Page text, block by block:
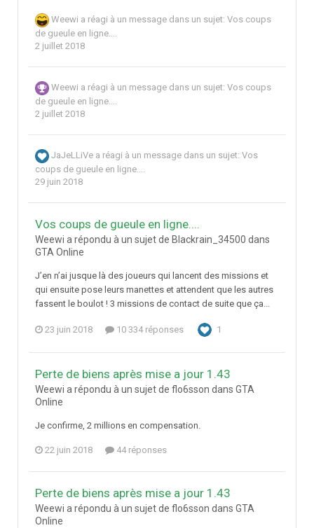
Weewi a réagi à un message dans un sujet: Vos coups
de gueule en ligne....
2 juillet 2018
Weewi a réagi à un message dans un sujet: Vos coups
de gueule en ligne....
2 juillet 2018
JaJeLLiVe a réagi à un message dans un sujet: Vos
coups de gueule en ligne....
29 juin 2018
Vos coups de gueule en ligne....
Weewi a répondu à un sujet de Blackrain_34500 dans
GTA Online
J’en n’ai jusque là des joueurs qui lancent des missions et
qui ensuite pose leurs manettes et attendent que les autres
fassent le boulot ! 3 missions de contact de suite que ça...
23 juin 2018 10 334 réponses 1
Perte de biens après mise a jour 1.43
Weewi a répondu à un sujet de flo6sson dans GTA
Online
Je confirme, 2 millions en compensation.
22 juin 2018 44 réponses
Perte de biens après mise a jour 1.43
Weewi a répondu à un sujet de flo6sson dans GTA
Online